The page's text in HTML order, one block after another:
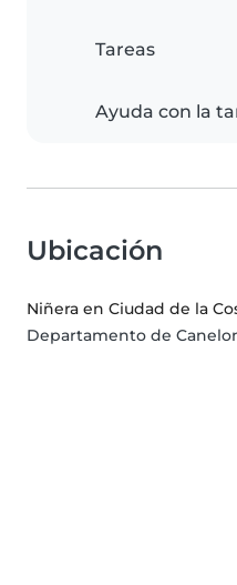
Tareas
Ayuda con la
Ubicación
Niñera en Ciudad de la
Departamento de